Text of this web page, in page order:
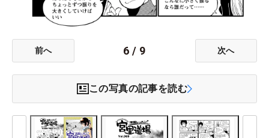
前へ 6 / 9 次へ
この写真の記事を読む